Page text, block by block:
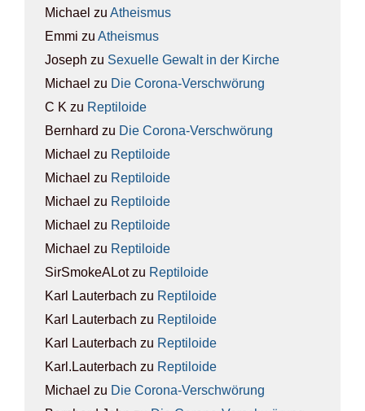
Michael zu Athe­is­mus
Emmi zu Athe­is­mus
Joseph zu Sexu­el­le Gewalt in der Kir­che
Michael zu Die Coro­na-Ver­schwö­rung
C K zu Rep­ti­lo­ide
Bernhard zu Die Coro­na-Ver­schwö­rung
Michael zu Rep­ti­lo­ide
Michael zu Rep­ti­lo­ide
Michael zu Rep­ti­lo­ide
Michael zu Rep­ti­lo­ide
Michael zu Rep­ti­lo­ide
SirSmokeALotzu Rep­ti­lo­ide
Karl Lauterbach zu Rep­ti­lo­ide
Karl Lauterbach zu Rep­ti­lo­ide
Karl Lauterbach zu Rep­ti­lo­ide
Karl.Lauterbach zu Rep­ti­lo­ide
Michael zu Die Coro­na-Ver­schwö­rung